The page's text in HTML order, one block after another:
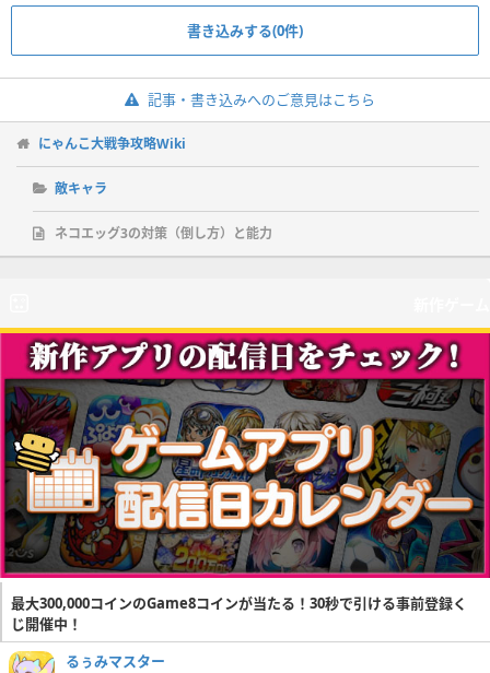
書き込みする(0件)
記事・書き込みへのご意見はこちら
にゃんこ大戦争攻略Wiki
敵キャラ
ネコエッグ3の対策（倒し方）と能力
最大300,000コインのGame8コインが当たる！30秒で引ける事前登録く
じ開催中！
るぅみマスター